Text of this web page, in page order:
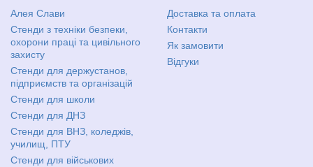
Алея Слави
Стенди з техніки безпеки,
охорони праці та цивільного
захисту
Стенди для держустанов,
підприємств та організацій
Стенди для школи
Стенди для ДНЗ
Стенди для ВНЗ, коледжів,
училищ, ПТУ
Стенди для військових
Доставка та оплата
Контакти
Як замовити
Відгуки